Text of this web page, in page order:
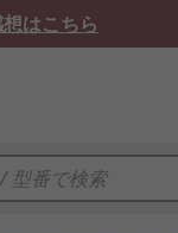
はこちら